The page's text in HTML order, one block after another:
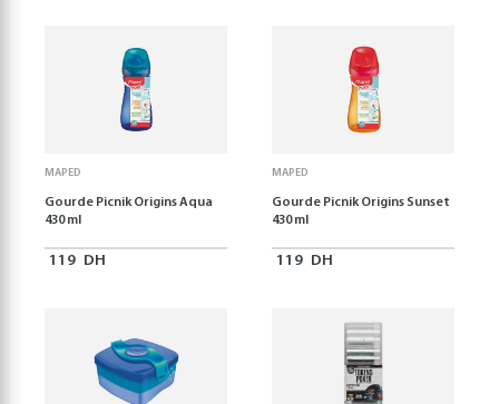
MAPED
Gourde Picnik Origins Aqua
430 ml
119 DH
MAPED
Gourde Picnik Origins Sunset
430 ml
119 DH